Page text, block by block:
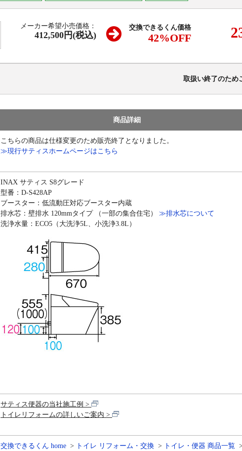
メーカー希望小売価格：
412,500円(税込)
交換できるくん価格
42%OFF
取扱い終了のため
商品詳細
こちらの商品は仕様変更のため販売終了となりました。
≫現行サティスホームページはこちら
INAX サティス S8グレード
型番：D-S428AP
ブースター：低流動圧対応ブースター内蔵
排水芯：壁排水 120mmタイプ （一部の集合住宅） ≫排水芯について
洗浄水量：ECO5（大洗浄5L、小洗浄3.8L）
サティス便器の当社施工例
トイレリフォームの詳しいご案内
交換できるくん home トイレ リフォーム・交換 トイレ・便器 商品一覧